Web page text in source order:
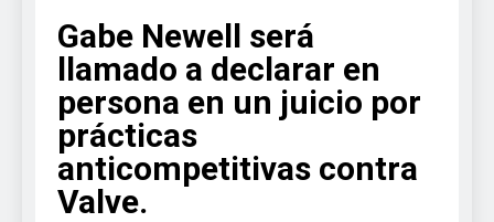
Gabe Newell será
llamado a declarar en
persona en un juicio por
prácticas
anticompetitivas contra
Valve.